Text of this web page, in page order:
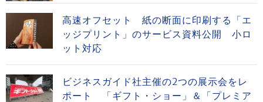
高速オフセット 紙の断面に印刷する「エ
ッジプリント」のサービス資料公開 小ロ
ット対応
ビジネスガイド社主催の2つの展示会をレ
ポート 「ギフト・ショー」＆「プレミア